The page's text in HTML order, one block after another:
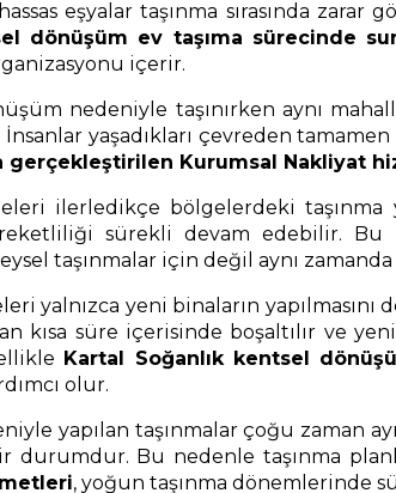
eşyalar taşınma sırasında
dönüşüm ev taşıma sürecinde
içerir.
nedeniyle taşınırken aynı
yaşadıkları çevreden
gerçekleştirilen Kurumsal Nakliyat
ilerledikçe bölgelerdeki
sürekli devam edebilir. Bu
taşınmalar için değil aynı
yalnızca yeni binaların
kısa süre içerisinde boşaltılır ve
Kartal Soğanlık kentsel
olur.
yapılan taşınmalar çoğu zaman
durumdur. Bu nedenle taşınma
, yoğun taşınma dönemlerinde